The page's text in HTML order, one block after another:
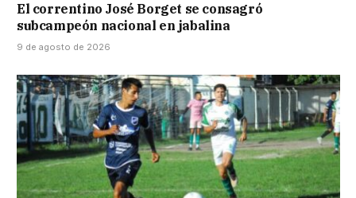
El correntino José Borget se consagró
subcampeón nacional en jabalina
9 de agosto de 2026